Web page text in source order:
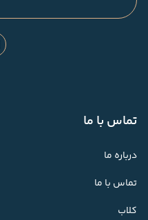
تماس با ما
درباره ما
تماس با ما
کلاب